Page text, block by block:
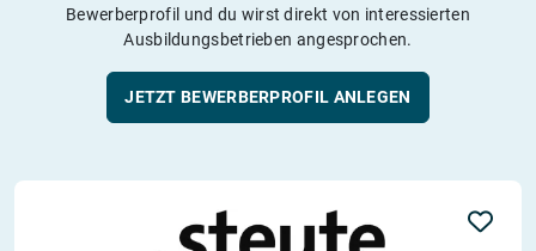
Bewerberprofil und du wirst direkt von interessierten
Ausbildungsbetrieben angesprochen.
JETZT BEWERBERPROFIL ANLEGEN